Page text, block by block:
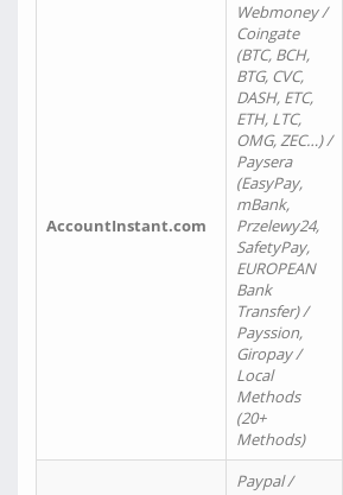
AccountInstant.com
Webmoney /
Coingate
(BTC, BCH,
BTG, CVC,
DASH, ETC,
ETH, LTC,
OMG, ZEC…) /
Paysera
(EasyPay,
mBank,
Przelewy24,
SafetyPay,
EUROPEAN
Bank
Transfer) /
Payssion,
Giropay /
Local
Methods
(20+
Methods)
Paypal /